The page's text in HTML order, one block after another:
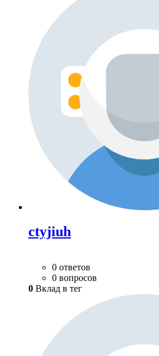
ctyjiuh
0 ответов
0 вопросов
0 Вклад в тег